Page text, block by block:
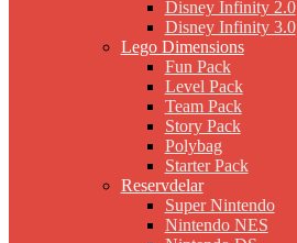
Disney Infinity 2.0
Disney Infinity 3.0
Lego Dimensions
Fun Pack
Level Pack
Team Pack
Story Pack
Polybag
Starter Pack
Reservdelar
Super Nintendo
Nintendo NES